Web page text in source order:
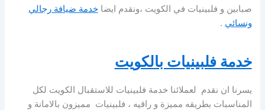
صبابين و فلبينيات في الكويت ،ونقدم ايضاخدمة ضيافة رجالي
ونسائي .
خدمة فلبينيات بالكويت
يسرنا ان نقدم لعملائنا خدمة فلبينيات للاستقبال الكويت لكل
المناسبات بطريقه مميزة و راقيه ، فلبينيات مميزون بالامانة و